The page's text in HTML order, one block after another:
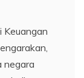
Keuangan
negara